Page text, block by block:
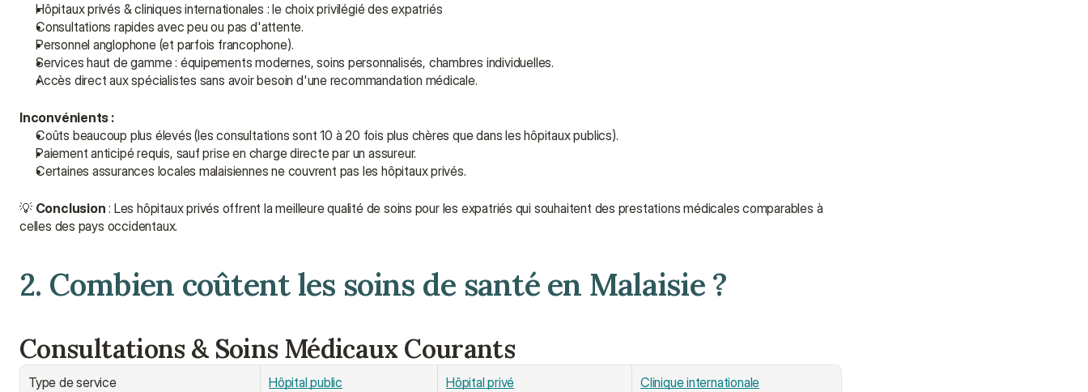
Hôpitaux privés & cliniques internationales : le choix privilégié des expatriés
Consultations rapides avec peu ou pas d'attente.
Personnel anglophone (et parfois francophone).
Services haut de gamme : équipements modernes, soins personnalisés, chambres individuelles.
Accès direct aux spécialistes sans avoir besoin d'une recommandation médicale.
Inconvénients :
Coûts beaucoup plus élevés (les consultations sont 10 à 20 fois plus chères que dans les hôpitaux publics).
Paiement anticipé requis, sauf prise en charge directe par un assureur.
Certaines assurances locales malaisiennes ne couvrent pas les hôpitaux privés.
💡 Conclusion : Les hôpitaux privés offrent la meilleure qualité de soins pour les expatriés qui souhaitent des prestations médicales comparables à
celles des pays occidentaux.
2. Combien coûtent les soins de santé en Malaisie ?
Consultations & Soins Médicaux Courants
Type de service Hôpital public Hôpital privé Clinique internationale